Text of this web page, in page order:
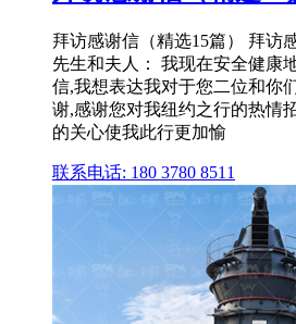
拜访感谢信（精选15篇） 拜访
先生和夫人： 我现在安全健康
信,我想表达我对于您二位和你
谢,感谢您对我纽约之行的热情
的关心使我此行更加愉
联系电话: 180 3780 8511